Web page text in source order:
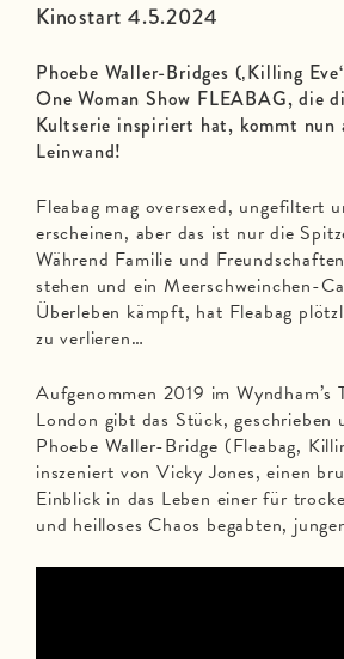
Kinostart 4.5.2024
Phoebe Waller-Bridges (‚Killing
One Woman Show FLEABAG, die
Kultserie inspiriert hat, kommt nun
Leinwand!
Fleabag mag oversexed, ungefiltert
erscheinen, aber das ist nur die
Während Familie und
stehen und ein Meerschweinchen-
Überleben kämpft, hat Fleabag
zu verlieren…
Aufgenommen 2019 im Wyndham’s
London gibt das Stück, geschrieben
Phoebe Waller-Bridge (Fleabag,
inszeniert von Vicky Jones, einen
Einblick in das Leben einer für
und heilloses Chaos begabten,